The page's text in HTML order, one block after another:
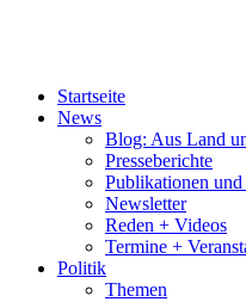
Startseite
News
Blog: Aus Land
Presseberichte
Publikationen und
Newsletter
Reden + Videos
Termine +
Politik
Themen